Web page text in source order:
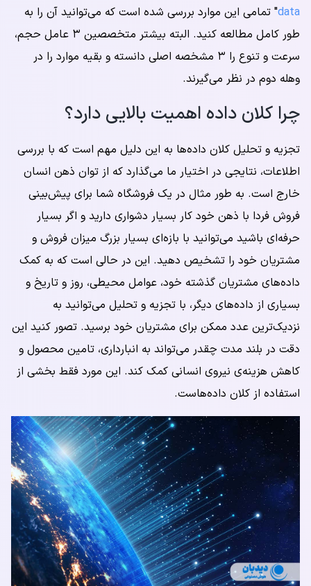
data" تمامی این موارد بررسی شده است که می‌توانید آن را به
طور کامل مطالعه کنید. البته بیشتر متخصصین ۳ عامل حجم،
سرعت و تنوع را ۳ مشخصه اصلی دانسته و بقیه موارد را در
وهله دوم در نظر می‌گیرند.
چرا کلان داده اهمیت بالایی دارد؟
تجزیه و تحلیل کلان داده‌ها به این دلیل مهم است که با بررسی
اطلاعات، نتایجی در اختیار ما می‌گذارد که از توان ذهن انسان
خارج است. به طور مثال در یک فروشگاه شما برای پیش‌بینی
فروش فردا با ذهن خود کار بسیار دشواری دارید و اگر بسیار
حرفه‌ای باشید می‌توانید با بازه‌ای بسیار بزرگ میزان فروش و
مشتریان خود را تشخیص دهید. این در حالی است که به کمک
داده‌های مشتریان گذشته خود، عوامل محیطی، روز و تاریخ و
بسیاری از داده‌های دیگر، با تجزیه و تحلیل می‌توانید به
نزدیک‌ترین عدد ممکن برای مشتریان خود برسید. تصور کنید این
دقت در بلند مدت چقدر می‌تواند به انبارداری، تامین محصول و
کاهش هزینه‌ی نیروی انسانی کمک کند. این مورد فقط بخشی از
استفاده از کلان داده‌هاست.